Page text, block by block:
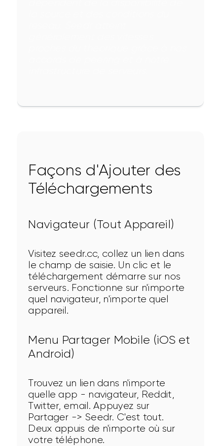
Façons d'Ajouter des
Téléchargements
Navigateur (Tout Appareil)
Visitez seedr.cc, collez un lien dans
le champ de saisie. Un clic et le
téléchargement démarre sur nos
serveurs. Fonctionne sur n'importe
quel navigateur, n'importe quel
appareil.
Menu Partager Mobile (iOS et
Android)
Trouvez un lien dans n'importe
quelle app - navigateur, Reddit,
Twitter, email. Appuyez sur
Partager -> Seedr. C'est tout.
Deux appuis de n'importe où sur
votre téléphone.